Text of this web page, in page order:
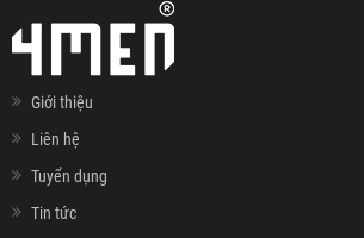
Giới thiệu
Liên hệ
Tuyển dụng
Tin tức